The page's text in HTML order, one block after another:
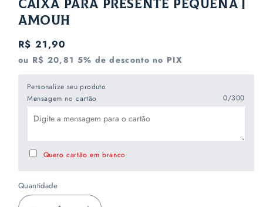
Caixa para presente PEQUENA |
AMOUH
Preço
normal
R$ 21,90
ou R$ 20,81 5% de desconto no PIX
Personalize seu produto
Mensagem no cartão
0/300
Quero cartão em branco
Quantidade